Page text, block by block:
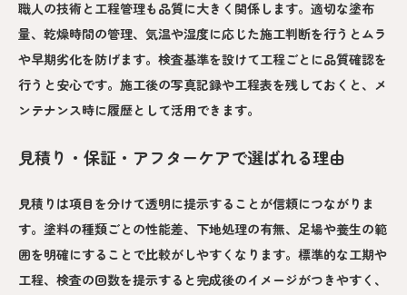
職人の技術と工程管理も品質に大きく関係します。適切な塗布
量、乾燥時間の管理、気温や湿度に応じた施工判断を行うとムラ
や早期劣化を防げます。検査基準を設けて工程ごとに品質確認を
行うと安心です。施工後の写真記録や工程表を残しておくと、メ
ンテナンス時に履歴として活用できます。
見積り・保証・アフターケアで選ばれる理由
見積りは項目を分けて透明に提示することが信頼につながりま
す。塗料の種類ごとの性能差、下地処理の有無、足場や養生の範
囲を明確にすることで比較がしやすくなります。標準的な工期や
工程、検査の回数を提示すると完成後のイメージがつきやすく、